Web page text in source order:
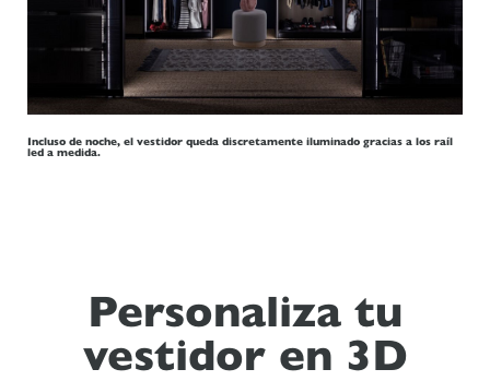
Incluso de noche, el vestidor queda discretamente iluminado gracias a los raíl
led a medida.
Personaliza tu
vestidor en 3D